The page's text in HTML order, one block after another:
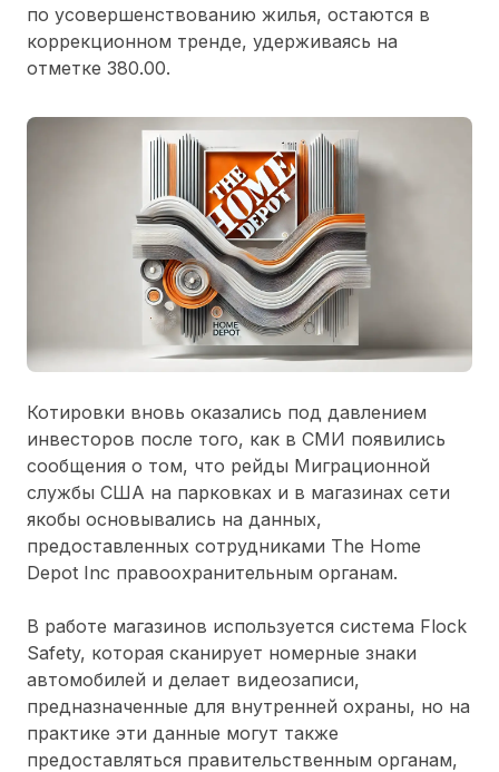
по усовершенствованию жилья, остаются в
коррекционном тренде, удерживаясь на
отметке 380.00.
Котировки вновь оказались под давлением
инвесторов после того, как в СМИ появились
сообщения о том, что рейды Миграционной
службы США на парковках и в магазинах сети
якобы основывались на данных,
предоставленных сотрудниками The Home
Depot Inc правоохранительным органам.
В работе магазинов используется система Flock
Safety, которая сканирует номерные знаки
автомобилей и делает видеозаписи,
предназначенные для внутренней охраны, но на
практике эти данные могут также
предоставляться правительственным органам,